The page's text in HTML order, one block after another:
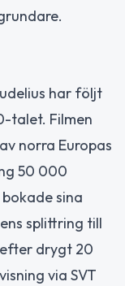
har följt
talet. Filmen
norra Europas
50 000
sina
splittring till
drygt 20
via SVT